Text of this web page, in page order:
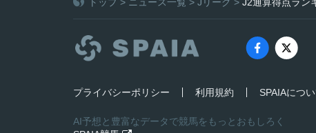
プライバシーポリシー 利用規約 SPAIAにつ
AI予想と豊富なデータで競馬をもっとおもしろく